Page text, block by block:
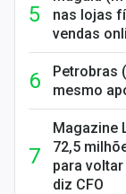
nas lojas
vendas
Petrobras
mesmo
Magazine
72,5
para
diz CFO